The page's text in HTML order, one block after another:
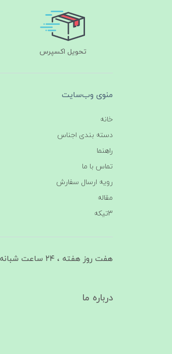
تحویل اکسپرس
منوی وب‌سایت
خانه
دسته بندی اجناس
راهنما
تماس با ما
رویه ارسال سفارش
مقاله
3تیکه
هفت روز هفته ، ۲۴ ساعت شبانه‌روز پاسخگوی شما هستیم
درباره ما